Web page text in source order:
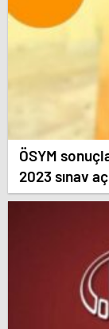
ÖSYM
2023 sınav